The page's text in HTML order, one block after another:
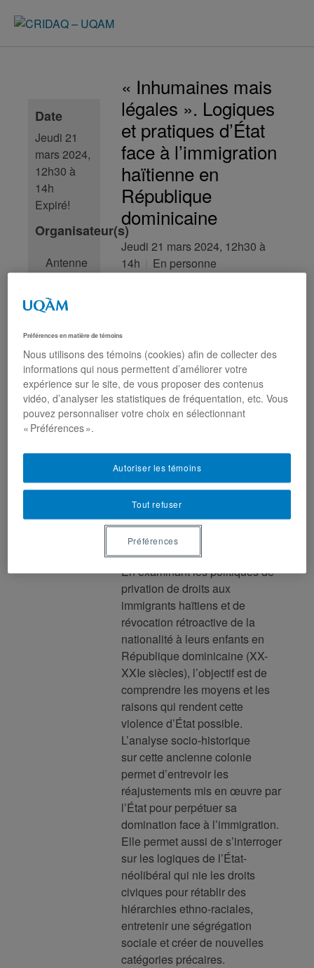
Date
Jeudi 21
mars 2024,
12h30 à
14h
Expiré!
Organisateur(s)
Antenne
UQAM
« Inhumaines mais
légales ». Logiques
et pratiques d’État
face à l’immigration
haïtienne en
République
dominicaine
Jeudi 21 mars 2024, 12h30 à
14h
En personne
UQAM
vous (sans frais) pour assister
à l’événement en remplissant
le court formulaire au bas de
cette page.
Résumé
Cette présentation propose de
restituer les mécanismes à
travers lesquels l’État fabrique la
condition d’« illégalité » d’une
population au sein d’une Nation.
En examinant les politiques de
privation de droits aux
immigrants haïtiens et de
révocation rétroactive de la
nationalité à leurs enfants en
République dominicaine (XX-
XXIe siècles), l’objectif est de
comprendre les moyens et les
raisons qui rendent cette
violence d’État possible.
L’analyse socio-historique
sur cette ancienne colonie
permet d’entrevoir les
réajustements mis en œuvre par
l’État pour perpétuer sa
domination face à l’immigration.
Elle permet aussi de s’interroger
sur les logiques de l’État-
néolibéral qui nie les droits
civiques pour rétablir des
hiérarchies ethno-raciales,
entretenir une ségrégation
sociale et créer de nouvelles
catégories précaires.
Préférences en matière de témoins
Nous utilisons des témoins (cookies) afin de collecter des
informations qui nous permettent d’améliorer votre
expérience sur le site, de vous proposer des contenus
vidéo, d’analyser les statistiques de fréquentation, etc. Vous
pouvez personnaliser votre choix en sélectionnant
« Préférences ».
Tout refuser
Autoriser les témoins
Préférences